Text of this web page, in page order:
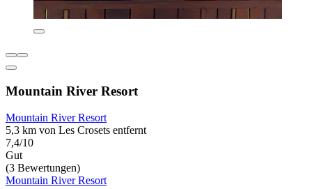
Mountain River Resort
Mountain River Resort
5,3 km von Les Crosets entfernt
7,4/10
Gut
(3 Bewertungen)
Mountain River Resort